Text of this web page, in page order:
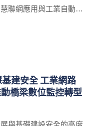
業先進共同探討與深度
與互動展示五大亮點，
，精彩呈現智能化跨域
生態共創智慧韌性與永
聯網應用與工業自動化
效PoE網管型交換器部
部署的可靠性與強韌
建安全 工業網路
橋梁數位監控轉型
與基礎建設安全的高度